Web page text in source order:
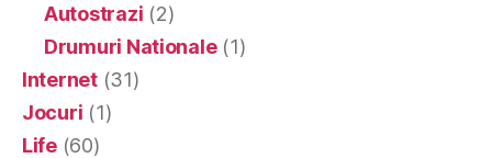
Autostrazi (2)
Drumuri Nationale(1)
Internet(31)
Jocuri (1)
Life(60)